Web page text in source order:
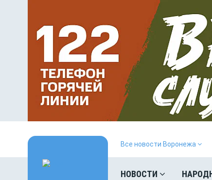
Все новости Воронежа
НОВОСТИ